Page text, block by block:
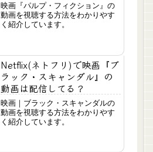
映画『パルプ・フィクション』の
動画を視聴する方法をわかりやす
く紹介しています。
Netflix(ネトフリ)で映画『ブ
ラック・スキャンダル』の
動画は配信してる？
映画｜ブラック・スキャンダルの
動画を視聴する方法をわかりやす
く紹介しています。